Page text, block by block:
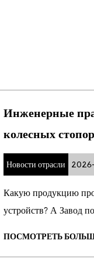
Инженерные
колесных
Новости отрасли
Какую продукцию
устройств? А Завод по
ПОСМОТРЕТЬ